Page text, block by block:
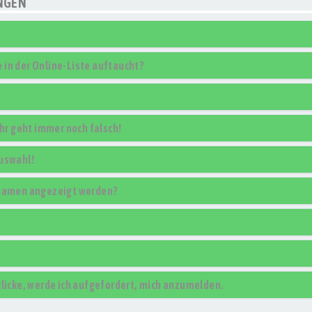
in der Online-Liste auftaucht?
geht immer noch falsch!
angezeigt werden?
werde ich aufgefordert, mich anzumelden.